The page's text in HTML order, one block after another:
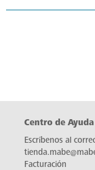
Centro de Ayuda
Escríbenos al
Facturación